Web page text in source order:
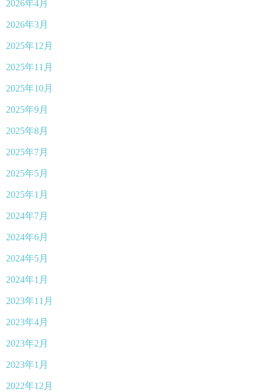
2026年4月
2026年3月
2025年12月
2025年11月
2025年10月
2025年9月
2025年8月
2025年7月
2025年5月
2025年1月
2024年7月
2024年6月
2024年5月
2024年1月
2023年11月
2023年4月
2023年2月
2023年1月
2022年12月